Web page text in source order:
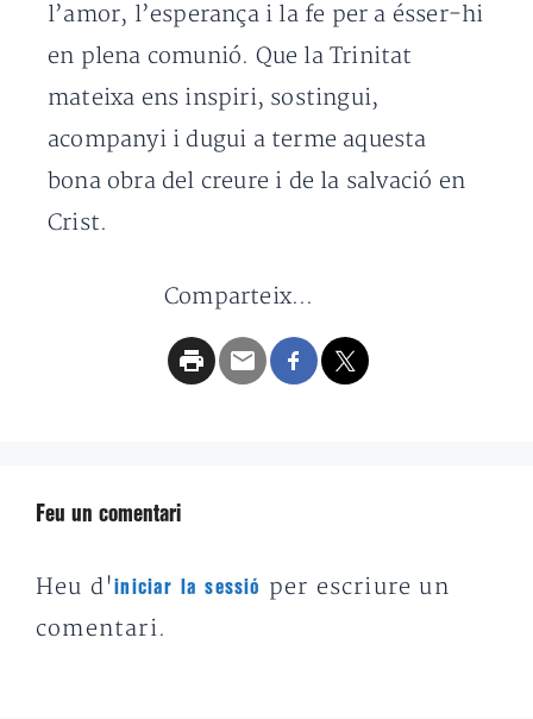
l’amor, l’esperança i la fe per a ésser-hi
en plena comunió. Que la Trinitat
mateixa ens inspiri, sostingui,
acompanyi i dugui a terme aquesta
bona obra del creure i de la salvació en
Crist.
Comparteix...
Feu un comentari
Heu d'iniciar la sessió
per escriure un
comentari.